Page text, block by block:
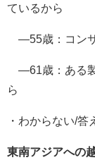
ているから
―55歳：コン
―61歳：ある製
ら
・わからない/答
東南アジアへの